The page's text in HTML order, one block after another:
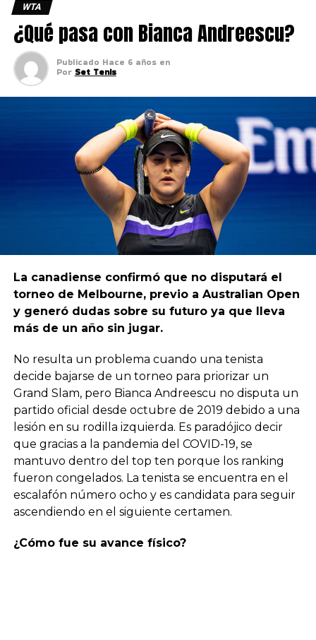
WTA
¿Qué pasa con Bianca Andreescu?
Publicado Hace 6 años en
Por Set Tenis
La canadiense confirmó que no disputará el
torneo de Melbourne, previo a Australian Open
y generó dudas sobre su futuro ya que lleva
más de un año sin jugar.
No resulta un problema cuando una tenista
decide bajarse de un torneo para priorizar un
Grand Slam, pero Bianca Andreescu no disputa un
partido oficial desde octubre de 2019 debido a una
lesión en su rodilla izquierda. Es paradójico decir
que gracias a la pandemia del COVID-19, se
mantuvo dentro del top ten porque los ranking
fueron congelados. La tenista se encuentra en el
escalafón número ocho y es candidata para seguir
ascendiendo en el siguiente certamen.
¿Cómo fue su avance físico?